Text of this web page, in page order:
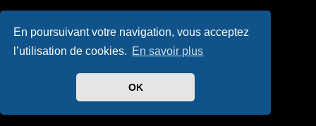
En poursuivant votre navigation, vous acceptez
l’utilisation de cookies. En savoir plus
OK